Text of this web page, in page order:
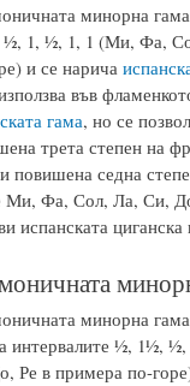
минорна гама
½, 1, ½, 1, 1 (Ми, Фа,
и се нарича
във
гама, но се
трета степен на
повишена седна
Ми, Фа, Сол, Ла, Си,
испанската циганска
минорна
интервалите ½, 1½,
Ре в примера по-